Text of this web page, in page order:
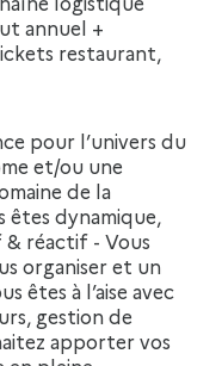
annuel +
restaurant,
et/ou une
de la
êtes dynamique,
réactif - Vous
organiser et un
êtes à l’aise avec
gestion de
apporter vos